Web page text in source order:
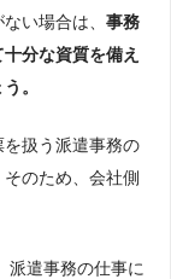
い場合は、 事務
分な資質を備え
。
扱う派遣事務の
のため、会社側
派遣事務の仕事に